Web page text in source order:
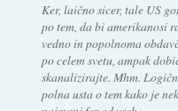
Ker, laično sicer, tale US
po tem, da bi amerikanosi
vedno in popolnoma
po celem svetu, ampak
skanalizirajte. Mhm.
polna usta o tem kako je